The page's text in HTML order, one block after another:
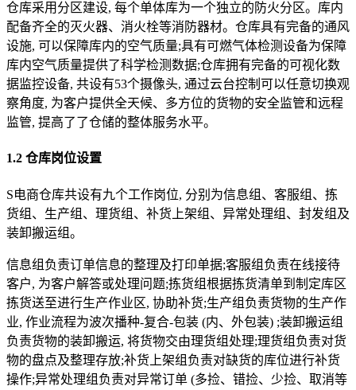
仓库采用分区建设, 每个单体库为一个独立的防火分区。库内
配备齐全的灭火器、消火栓等消防器材。仓库具有完备的通风
设施, 可以保障库内的空气质量;具有可燃气体检测设备为保障
库内空气质量提供了科学检测数据;仓库拥有完备的可视化数
据监控设备, 共设有53个摄像头, 通过云台控制可以任意切换观
察角度, 为客户提供全天候、多方位的货物的安全监管和远程
监管, 提高了了仓储的整体服务水平。
1.2 仓库岗位设置
S电商仓库共设有九个工作岗位, 分别为信息组、客服组、拣
货组、生产组、理货组、补货上架组、异常处理组、封发组及
装卸搬运组。
信息组负责订单信息的整理及打印单据;客服组负责在线接待
客户, 为客户解答或处理问题;拣货组根据拣货清单到制定库区
拣货送至进行生产作业区, 协助补货;生产组负责货物的生产作
业, 作业流程为波次播种-复合-包装 (内、外包装) ;装卸搬运组
负责货物的装卸搬运, 将货物交由理货组处理;理货组负责对货
物的盘点及整理存放;补货上架组负责对缺货的库位进行补货
操作;异常处理组负责对异常订单 (多捡、错捡、少捡、取消等